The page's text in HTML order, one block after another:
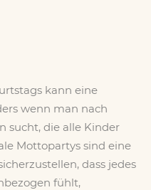
kann eine
wenn man nach
sucht, die alle Kinder
Mottopartys sind eine
dass jedes
fühlt,